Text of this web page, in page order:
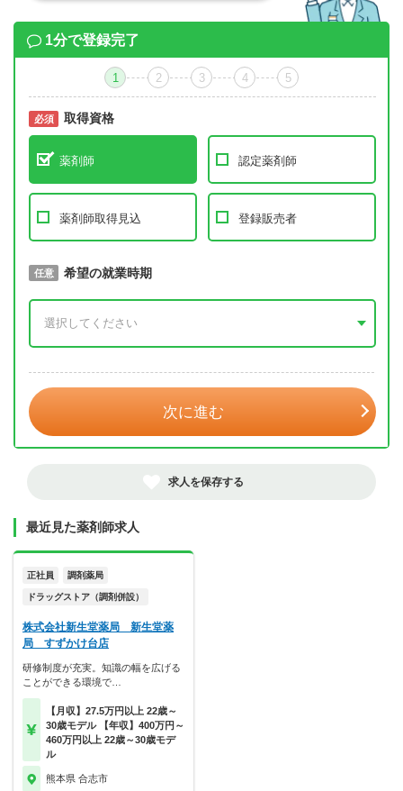
1分で登録完了
1 2 3 4 5
必須 取得資格
薬剤師 認定薬剤師
薬剤師取得見込 登録販売者
必須 取得予定年
任意 希望の就業時期
次に進む
求人を保存する
最近見た薬剤師求人
正社員 調剤薬局
ドラッグストア（調剤併設）
株式会社新生堂薬局 新生堂薬
局 すずかけ台店
研修制度が充実。知識の幅を広げる
ことができる環境で…
【月収】27.5万円以上 22歳～
30歳モデル 【年収】400万円～
460万円以上 22歳～30歳モデ
ル
熊本県 合志市